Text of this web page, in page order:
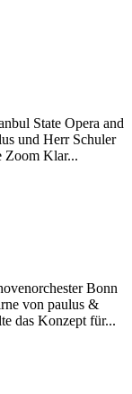
State Opera and
und Herr Schuler
Zoom Klar...
Bonn
von paulus &
das Konzept für...